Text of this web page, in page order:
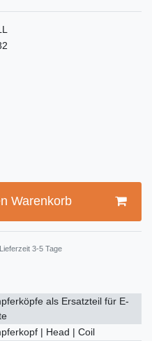
Warenkorb
Lieferzeit 3-5 Tage
als Ersatzteil für E-
| Head | Coil